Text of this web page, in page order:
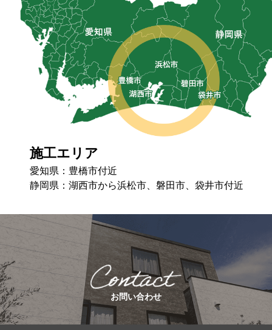
施工エリア
愛知県：豊橋市付近
静岡県：湖⻄市から浜松市、磐⽥市、袋井市付近
お問い合わせ